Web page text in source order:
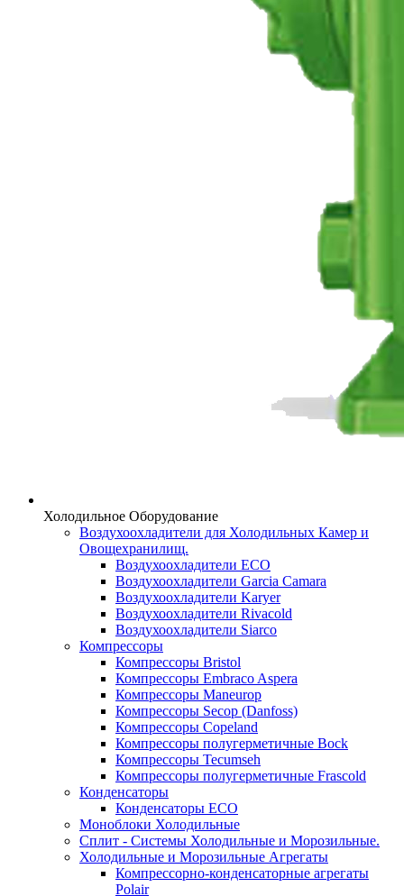
Холодильное Оборудование
Воздухоохладители для Холодильных Камер и
Овощехранилищ.
Воздухоохладители ECO
Воздухоохладители Garcia Camara
Воздухоохладители Karyer
Воздухоохладители Rivacold
Воздухоохладители Siarco
Компрессоры
Компрессоры Bristol
Компрессоры Embraco Aspera
Компрессоры Maneurop
Компрессоры Secop (Danfoss)
Компрессоры Copeland
Компрессоры полугерметичные Bock
Компрессоры Tecumseh
Компрессоры полугерметичные Frascold
Конденсаторы
Конденсаторы ECO
Моноблоки Холодильные
Сплит - Системы Холодильные и Морозильные.
Холодильные и Морозильные Агрегаты
Компрессорно-конденсаторные агрегаты
Polair